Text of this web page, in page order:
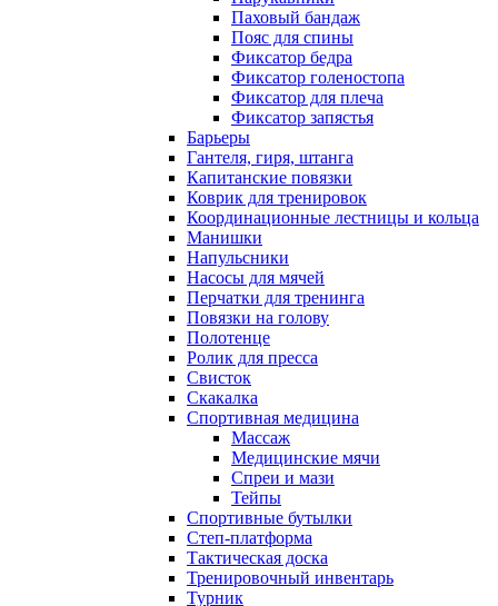
Паховый бандаж
Пояс для спины
Фиксатор бедра
Фиксатор голеностопа
Фиксатор для плеча
Фиксатор запястья
Барьеры
Гантеля, гиря, штанга
Капитанские повязки
Коврик для тренировок
Координационные лестницы и кольца
Манишки
Напульсники
Насосы для мячей
Перчатки для тренинга
Повязки на голову
Полотенце
Ролик для пресса
Свисток
Скакалка
Спортивная медицина
Массаж
Медицинские мячи
Спреи и мази
Тейпы
Спортивные бутылки
Степ-платформа
Тактическая доска
Тренировочный инвентарь
Турник